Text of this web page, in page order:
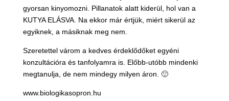
gyorsan kinyomozni. Pillanatok alatt kiderül, hol van a
KUTYA ELÁSVA. Na ekkor már értjük, miért sikerül az
egyiknek, a másiknak meg nem.
Szeretettel várom a kedves érdeklődőket egyéni
konzultációra és tanfolyamra is. Előbb-utóbb mindenki
megtanulja, de nem mindegy milyen áron. 🙂
www.biologikasopron.hu